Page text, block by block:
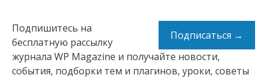
Подписаться →
Подпишитесь на
бесплатную рассылку
журнала WP Magazine и получайте новости,
события, подборки тем и плагинов, уроки, советы